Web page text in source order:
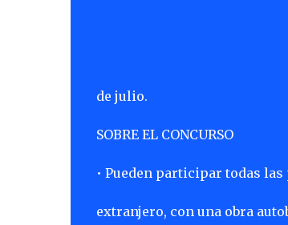
de julio.
SOBRE EL CONCURSO
• Pueden participar todas
extranjero, con una obra